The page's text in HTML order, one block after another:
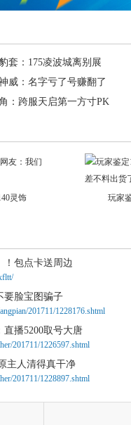
套：175凌波城离别展
威：名字亏了号赚翻了
：跨服天启第一方寸PK
灵饰 玩家
！包点卡送周边
要脸宝图骗子
201711/1228176.shtml
直播5200取号大唐
201711/1226597.shtml
主人清得真干净
201711/1228897.shtml